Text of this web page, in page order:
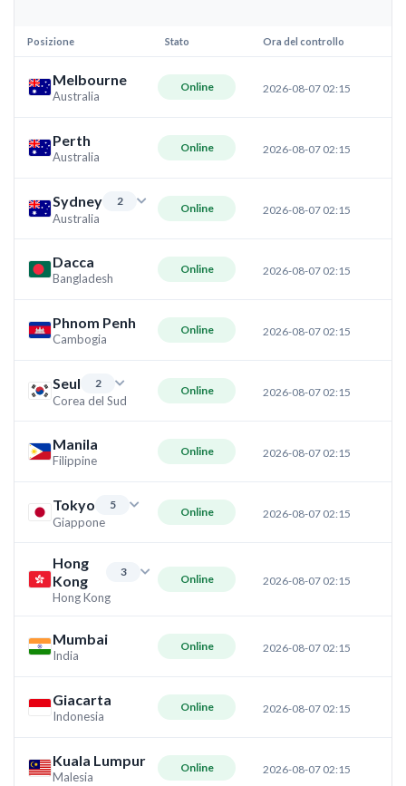
Posizione Stato Ora del controllo
Melbourne
Australia
Online 2026-08-07 02:15
Perth
Australia
Online 2026-08-07 02:15
Sydney 2
Australia
Online 2026-08-07 02:15
Dacca
Bangladesh
Online 2026-08-07 02:15
Phnom Penh
Cambogia
Online 2026-08-07 02:15
Seul 2
Corea del Sud
Online 2026-08-07 02:15
Manila
Filippine
Online 2026-08-07 02:15
Tokyo 5
Giappone
Online 2026-08-07 02:15
Hong
Kong
3
Hong Kong
Online 2026-08-07 02:15
Mumbai
India
Online 2026-08-07 02:15
Giacarta
Indonesia
Online 2026-08-07 02:15
Kuala Lumpur
Malesia
Online 2026-08-07 02:15